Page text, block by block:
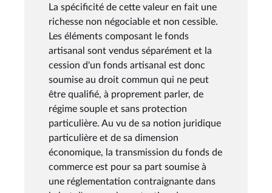
La spécificité de cette valeur en fait une
richesse non négociable et non cessible.
Les éléments composant le fonds
artisanal sont vendus séparément et la
cession d'un fonds artisanal est donc
soumise au droit commun qui ne peut
être qualifié, à proprement parler, de
régime souple et sans protection
particulière. Au vu de sa notion juridique
particulière et de sa dimension
économique, la transmission du fonds de
commerce est pour sa part soumise à
une réglementation contraignante dans